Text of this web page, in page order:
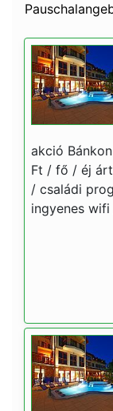
akció
Ft / fő / éj
/ családi
ingyenes